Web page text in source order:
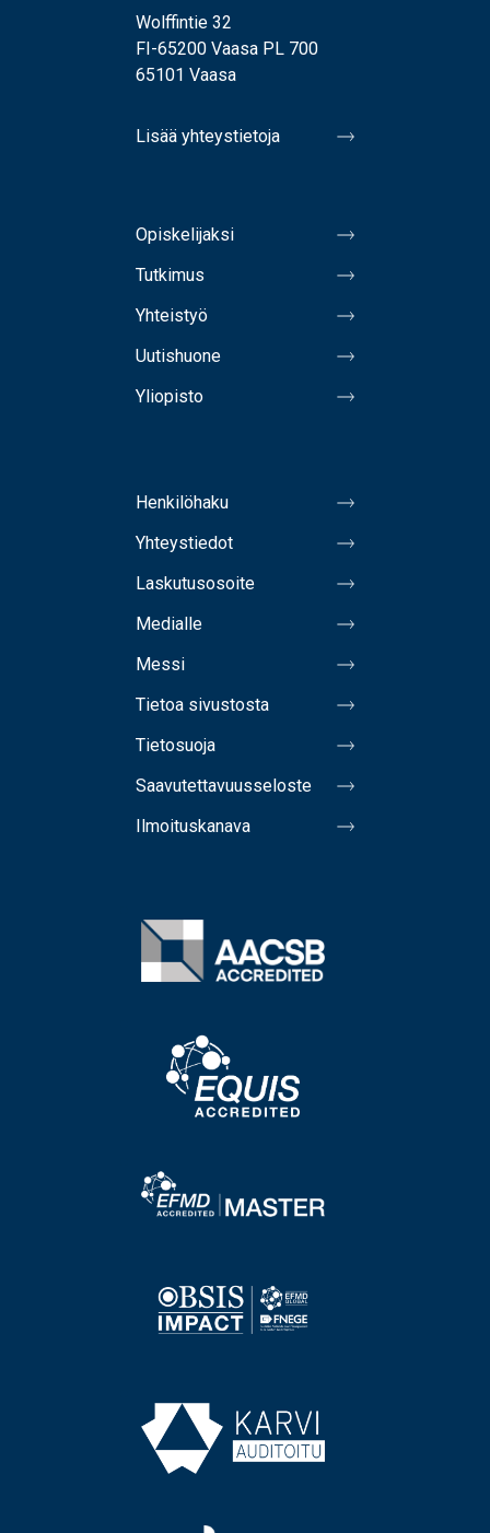
Wolffintie 32
FI-65200 Vaasa PL 700
65101 Vaasa
Lisää yhteystietoja
Opiskelijaksi
Tutkimus
Yhteistyö
Uutishuone
Yliopisto
Henkilöhaku
Yhteystiedot
Laskutusosoite
Medialle
Messi
Tietoa sivustosta
Tietosuoja
Saavutettavuusseloste
Ilmoituskanava
Image
Image
Image
Image
Image